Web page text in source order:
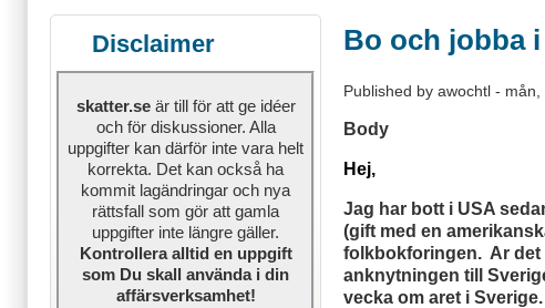
Disclaimer
skatter.seär till för att ge idéer
och för diskussioner. Alla
uppgifter kan därför inte vara helt
korrekta. Det kan också ha
kommit lagändringar och nya
rättsfall som gör att gamla
uppgifter inte längre gäller.
Kontrollera alltid en uppgift
som Du skall använda i din
affärsverksamhet!
Bo och jobba
Published byawochtl - mån,
Body
Hej,
Jag har bott i USA
(gift med en
folkbokforingen. Ar det
anknytningen till
vecka om aret i